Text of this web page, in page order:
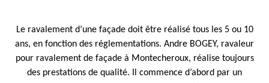
Le ravalement d’une façade doit être réalisé tous les 5 ou 10
ans, en fonction des réglementations. Andre BOGEY, ravaleur
pour ravalement de façade à Montecheroux, réalise toujours
des prestations de qualité. Il commence d’abord par un